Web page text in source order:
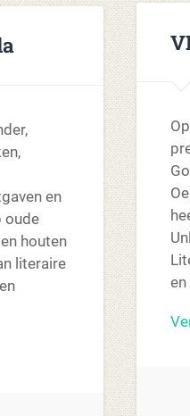
en
oude
houten
literaire